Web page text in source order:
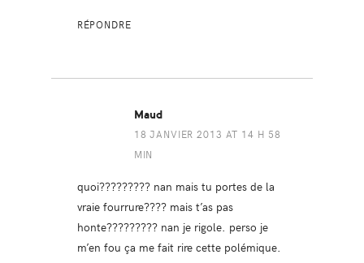
RÉPONDRE
Maud
18 JANVIER 2013 AT 14 H 58
MIN
quoi????????? nan mais tu portes de la
vraie fourrure???? mais t’as pas
honte????????? nan je rigole. perso je
m’en fou ça me fait rire cette polémique.